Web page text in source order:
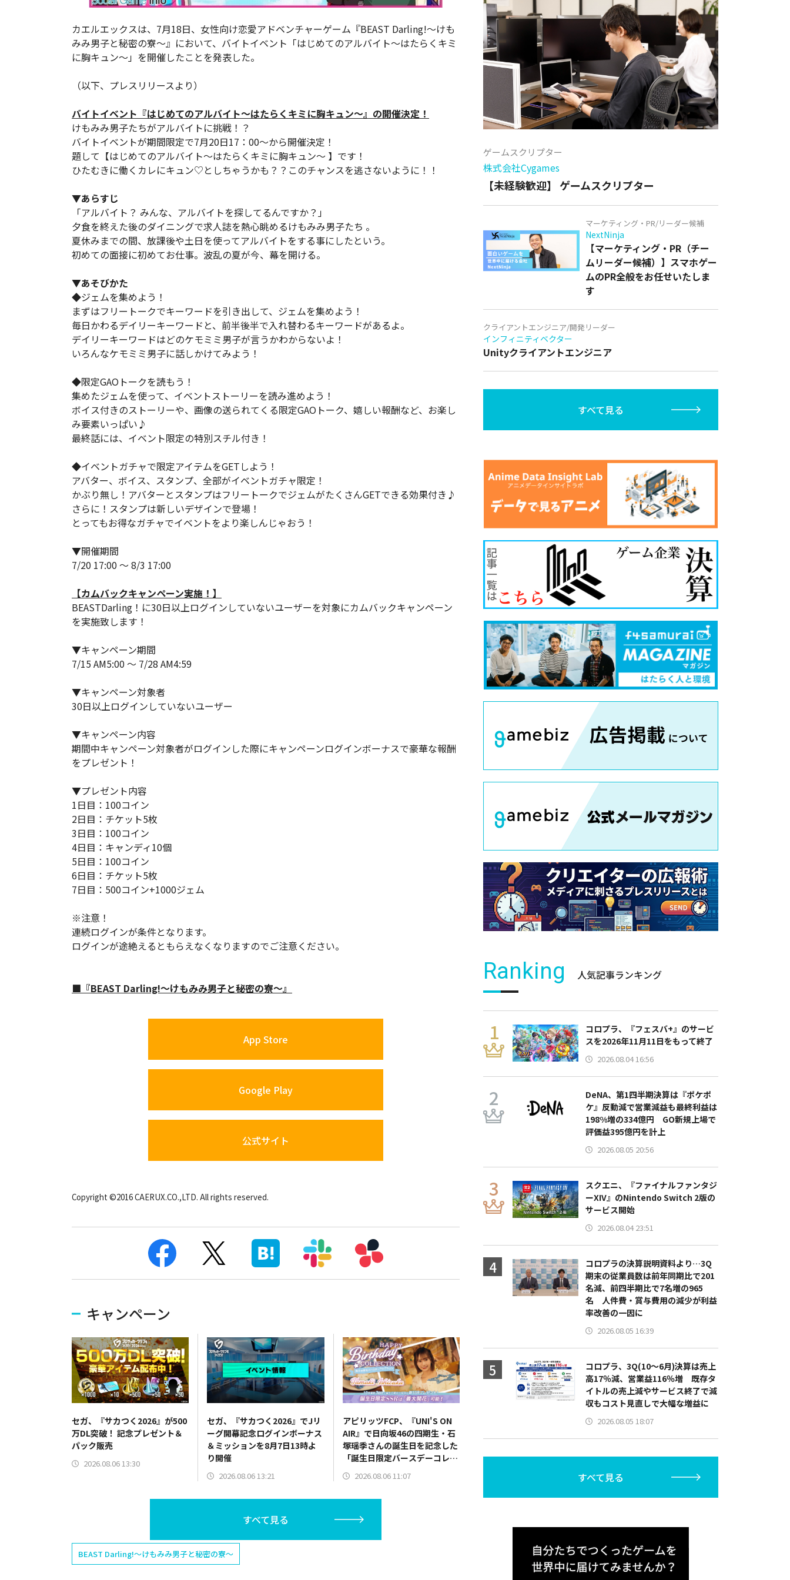
カエルエックスは、7月18日、女性向け恋愛アドベンチャーゲーム『BEAST Darling!～けも
みみ男子と秘密の寮～』において、バイトイベント「はじめてのアルバイト～はたらくキミ
に胸キュン～」を開催したことを発表した。
（以下、プレスリリースより）
バイトイベント『はじめてのアルバイト～はたらくキミに胸キュン～』の開催決定！
けもみみ男子たちがアルバイトに挑戦！？
バイトイベントが期間限定で7月20日17：00～から開催決定！
題して【はじめてのアルバイト～はたらくキミに胸キュン～ 】です！
ひたむきに働くカレにキュン♡としちゃうかも？？このチャンスを逃さないように！！
▼あらすじ
「アルバイト？ みんな、アルバイトを探してるんですか？」
夕食を終えた後のダイニングで求人誌を熱心眺めるけもみみ男子たち 。
夏休みまでの間、放課後や土日を使ってアルバイトをする事にしたという。
初めての面接に初めてお仕事。波乱の夏が今、幕を開ける。
▼あそびかた
◆ジェムを集めよう！
まずはフリートークでキーワードを引き出して、ジェムを集めよう！
毎日かわるデイリーキーワードと、前半後半で入れ替わるキーワードがあるよ。
デイリーキーワードはどのケモミミ男子が言うかわからないよ！
いろんなケモミミ男子に話しかけてみよう！
◆限定GAOトークを読もう！
集めたジェムを使って、イベントストーリーを読み進めよう！
ボイス付きのストーリーや、画像の送られてくる限定GAOトーク、嬉しい報酬など、お楽し
み要素いっぱい♪
最終話には、イベント限定の特別スチル付き！
◆イベントガチャで限定アイテムをGETしよう！
アバター、ボイス、スタンプ、全部がイベントガチャ限定！
かぶり無し！アバターとスタンプはフリートークでジェムがたくさんGETできる効果付き♪
さらに！スタンプは新しいデザインで登場！
とってもお得なガチャでイベントをより楽しんじゃおう！
▼開催期間
7/20 17:00 ～ 8/3 17:00
【カムバックキャンペーン実施！】
BEASTDarling！に30日以上ログインしていないユーザーを対象にカムバックキャンペーン
を実施致します！
▼キャンペーン期間
7/15 AM5:00 ～ 7/28 AM4:59
▼キャンペーン対象者
30日以上ログインしていないユーザー
▼キャンペーン内容
期間中キャンペーン対象者がログインした際にキャンペーンログインボーナスで豪華な報酬
をプレゼント！
▼プレゼント内容
1日目：100コイン
2日目：チケット5枚
3日目：100コイン
4日目：キャンディ10個
5日目：100コイン
6日目：チケット5枚
7日目：500コイン+1000ジェム
※注意！
連続ログインが条件となります。
ログインが途絶えるともらえなくなりますのでご注意ください。
■『BEAST Darling!～けもみみ男子と秘密の寮～』
App Store
Google Play
公式サイト
Copyright ©2016 CAERUX.CO.,LTD. All rights reserved.
キャンペーン
セガ、『サカつく2026』が500
万DL突破！ 記念プレゼント＆
パック販売
2026.08.06 13:30
セガ、『サカつく2026』でJリ
ーグ開幕記念ログインボーナス
＆ミッションを8月7日13時よ
り開催
2026.08.06 13:21
アピリッツFCP、『UNI'S ON
AIR』で日向坂46の四期生・石
塚瑶季さんの誕生日を記念した
「誕生日限定バースデーコレク
ション」を開催中
2026.08.06 11:07
すべて見る
BEAST Darling!～けもみみ男子と秘密の寮～
ゲームスクリプター
株式会社Cygames
【未経験歓迎】 ゲームスクリプター
マーケティング・PR/リーダー候補
NextNinja
【マーケティング・PR（チー
ムリーダー候補）】スマホゲー
ムのPR全般をお任せいたしま
す
クライアントエンジニア/開発リーダー
インフィニティベクター
Unityクライアントエンジニア
すべて見る
Ranking 人気記事ランキング
コロプラ、『フェスバ+』のサービ
スを2026年11月11日をもって終了
2026.08.04 16:56
DeNA、第1四半期決算は『ポケポ
ケ』反動減で営業減益も最終利益は
198%増の334億円 GO新規上場で
評価益395億円を計上
2026.08.05 20:56
スクエニ、『ファイナルファンタジ
ーXIV』のNintendo Switch 2版の
サービス開始
2026.08.04 23:51
コロプラの決算説明資料より…3Q
期末の従業員数は前年同期比で201
名減、前四半期比で7名増の965
名 人件費・賞与費用の減少が利益
率改善の一因に
2026.08.05 16:39
コロプラ、3Q(10～6月)決算は売上
高17％減、営業益116％増 既存タ
イトルの売上減やサービス終了で減
収もコスト見直しで大幅な増益に
2026.08.05 18:07
すべて見る